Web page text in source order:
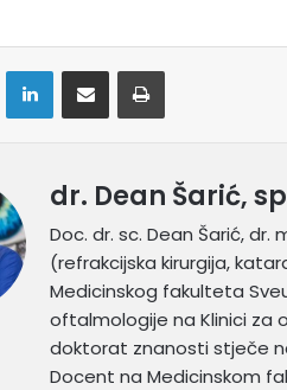
X LinkedIn
dr. Dean Šarić,
Doc. dr. sc. Dean Šarić, dr.
(refrakcijska kirurgija,
Medicinskog fakulteta
oftalmologije na Klinici za
doktorat znanosti stječe
Docent na Medicinskom